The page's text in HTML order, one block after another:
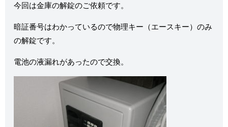
今回は金庫の解錠のご依頼です。
暗証番号はわかっているので物理キー（エースキー）のみ
の解錠です。
電池の液漏れがあったので交換。